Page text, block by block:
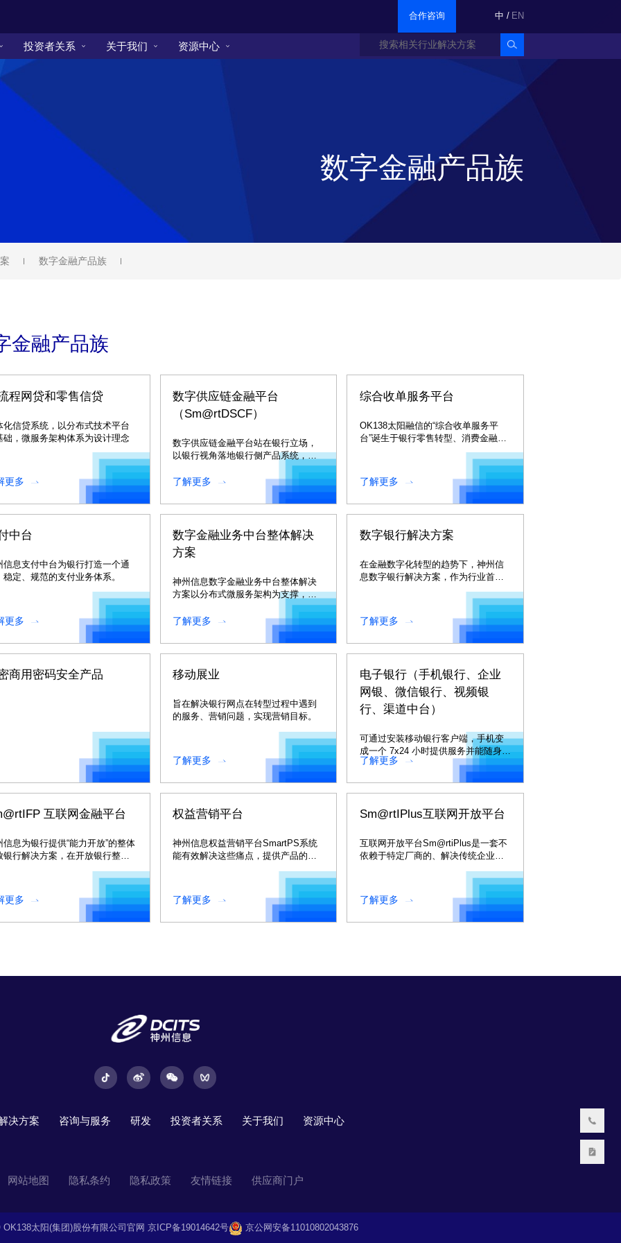
合作咨询 中 / EN
投资者关系 关于我们 资源中心
数字金融产品族
数字金融产品族
金融产品族
程网贷和零售信贷
化信贷系统，以分布式技术平台
础，微服务架构体系为设计理念
更多
数字供应链金融平台
（Sm@rtDSCF）
数字供应链金融平台站在银行立场，
以银行视角落地银行侧产品系统，帮
助银行踏实建立与场景的敏捷业务对
接能力。
了解更多
综合收单服务平台
OK138太阳融信的“综合收单服务平
台”诞生于银行零售转型、消费金融以
及互联网金融服务高速发展的时代。
了解更多
中台
信息支付中台为银行打造一个通
稳定、规范的支付业务体系。
更多
数字金融业务中台整体解决
方案
神州信息数字金融业务中台整体解决
方案以分布式微服务架构为支撑，提
了解更多
数字银行解决方案
在金融数字化转型的趋势下，神州信
息数字银行解决方案，作为行业首个
了解更多
商用密码安全产品 移动展业
旨在解决银行网点在转型过程中遇到
的服务、营销问题，实现营销目标。
了解更多
电子银行（手机银行、企业
网银、微信银行、视频银
行、渠道中台）
可通过安装移动银行客户端，手机变
成一个 7x24 小时提供服务并能随身携
带的移动银行。
了解更多
互联网金融平台
信息为银行提供“能力开放”的整体
银行解决方案，在开放银行整体
更多
权益营销平台
神州信息权益营销平台SmartPS系统
能有效解决这些痛点，提供产品的效
了解更多
Sm@rtIPlus互联网开放平台
互联网开放平台Sm@rtiPlus是一套不
依赖于特定厂商的、解决传统企业往
了解更多
决方案 咨询与服务 研发 投资者关系 关于我们 资源中心
网站地图 隐私条约 隐私政策 友情链接 供应商门户
太阳(集团)股份有限公司官网 京ICP备19014642号 京公网安备11010802043876